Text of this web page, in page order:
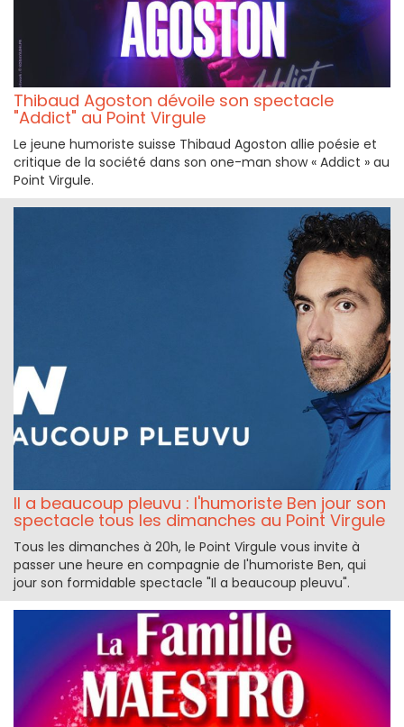
Thibaud Agoston dévoile son spectacle
"Addict" au Point Virgule
Le jeune humoriste suisse Thibaud Agoston allie poésie et
critique de la société dans son one-man show « Addict » au
Point Virgule.
Il a beaucoup pleuvu : l'humoriste Ben jour son
spectacle tous les dimanches au Point Virgule
Tous les dimanches à 20h, le Point Virgule vous invite à
passer une heure en compagnie de l'humoriste Ben, qui
jour son formidable spectacle "Il a beaucoup pleuvu".